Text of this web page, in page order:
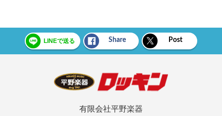
LINEで送る Share Post
有限会社平野楽器